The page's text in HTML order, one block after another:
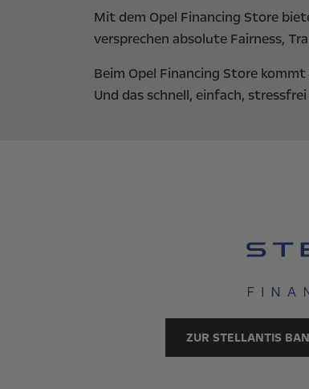
Mit dem Opel Financing Store
versprechen absolute Fairness,
Beim Opel Financing Store
Und das schnell, einfach,
ZUR STELLANTIS